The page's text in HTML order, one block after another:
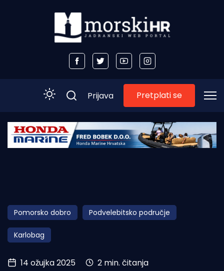
Početna
Obala
Otoci
Turizam i nautika
Pomorstvo
Prijava Pretplati se
Pomorsko dobro Podvelebitsko područje
Karlobag
14 ožujka 2025 2 min. čitanja